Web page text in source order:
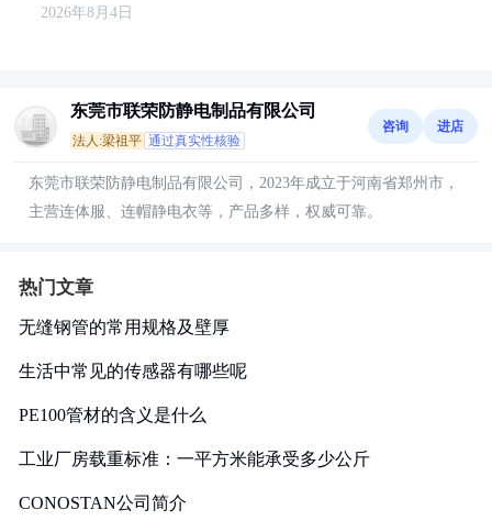
2026年8月4日
东莞市联荣防静电制品有限公司
法人:梁祖平 通过真实性核验
咨询 进店
东莞市联荣防静电制品有限公司，2023年成立于河南省郑州市，
主营连体服、连帽静电衣等，产品多样，权威可靠。
热门文章
无缝钢管的常用规格及壁厚
生活中常见的传感器有哪些呢
PE100管材的含义是什么
工业厂房载重标准：一平方米能承受多少公斤
CONOSTAN公司简介